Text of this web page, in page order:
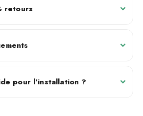
retours
pour l'installation ?